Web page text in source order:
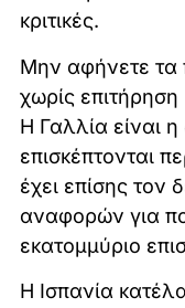
κριτικές.
Μην αφήνετε τα
χωρίς επιτήρηση
Η Γαλλία είναι
επισκέπτονται
έχει επίσης τον
αναφορών για
εκατομμύριο
Η Ισπανία